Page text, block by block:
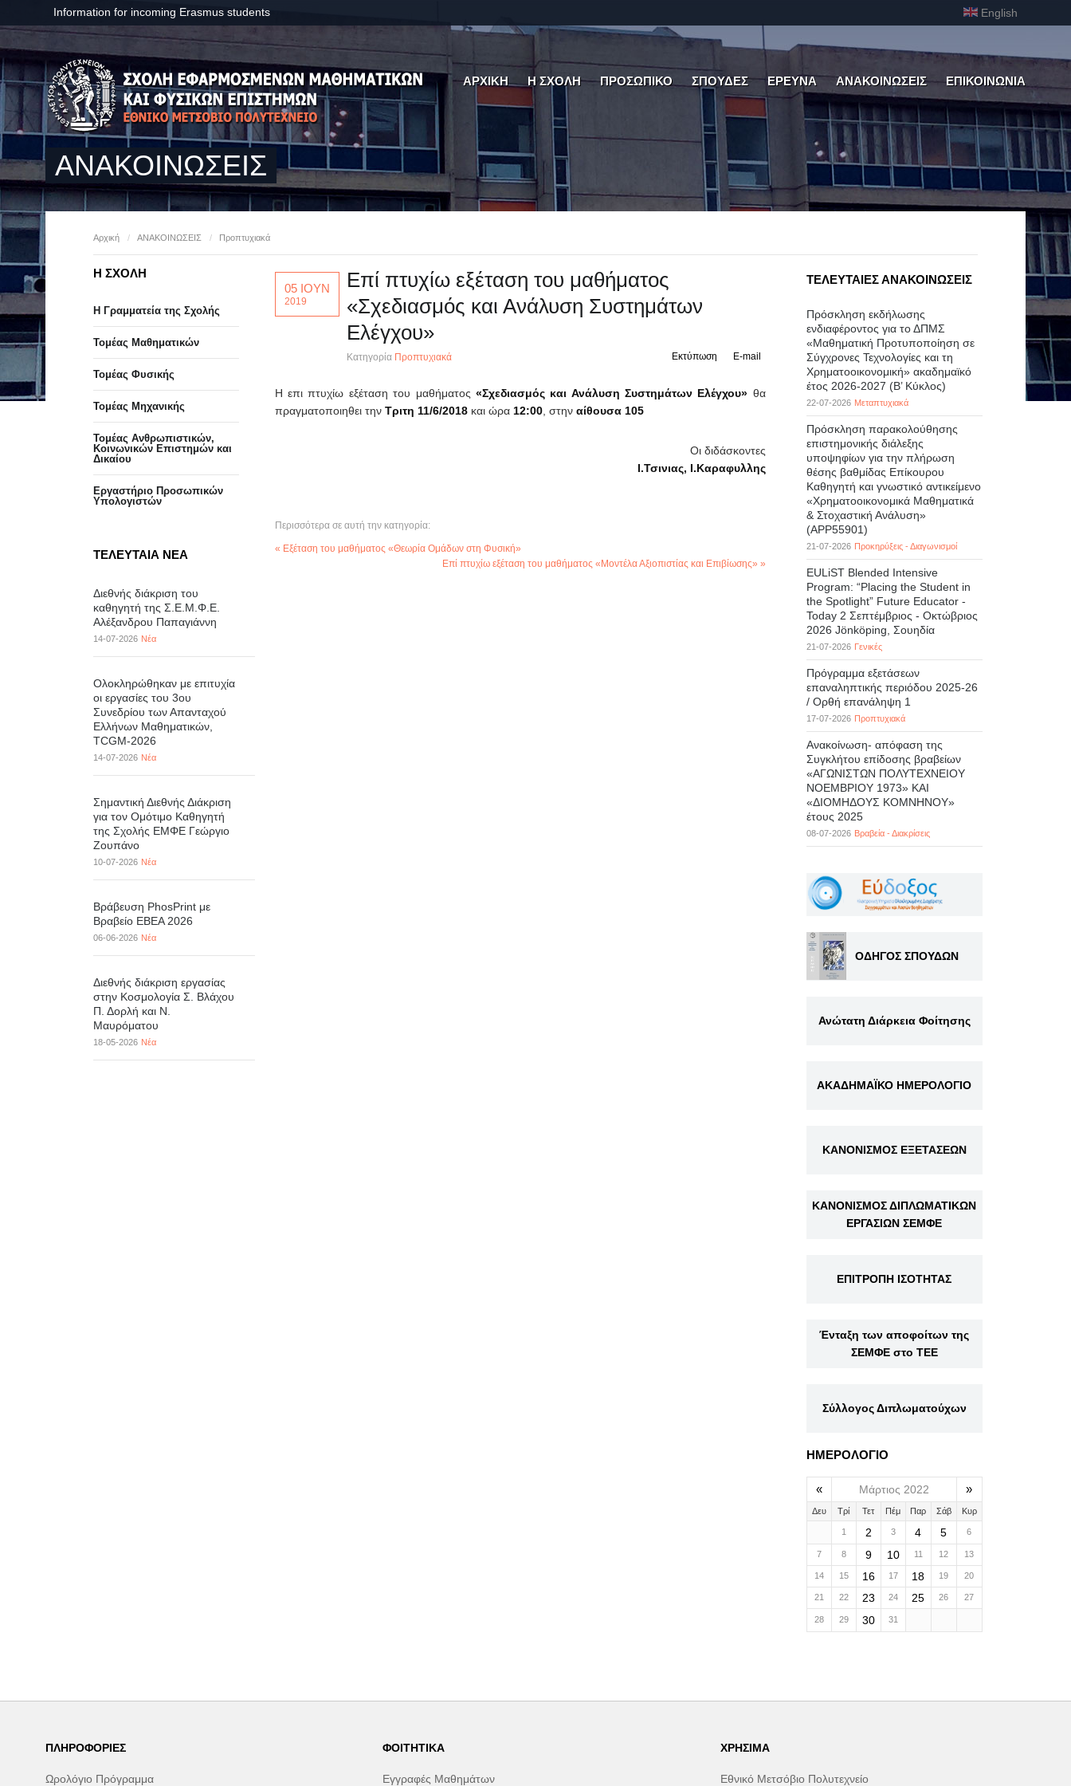
Information for incoming Erasmus students English
ΑΡΧΙΚΗ Η ΣΧΟΛΗ ΠΡΟΣΩΠΙΚΟ ΣΠΟΥΔΕΣ ΕΡΕΥΝΑ ΑΝΑΚΟΙΝΩΣΕΙΣ ΕΠΙΚΟΙΝΩΝΙΑ
ΑΝΑΚΟΙΝΩΣΕΙΣ
Αρχική / ΑΝΑΚΟΙΝΩΣΕΙΣ / Προπτυχιακά
05 ΙΟΥΝ
2019
Επί πτυχίω εξέταση του μαθήματος
«Σχεδιασμός και Ανάλυση Συστημάτων
Ελέγχου»
Κατηγορία Προπτυχιακά E-mail
Εκτύπωση
Η επι πτυχίω εξέταση του μαθήματος «Σχεδιασμός και Ανάλυση Συστημάτων Ελέγχου» θα
πραγματοποιηθει την Τριτη 11/6/2018και ώρα 12:00, στην αίθουσα 105
Οι διδάσκοντες
Ι.Τσινιας, Ι.Καραφυλλης
Περισσότερα σε αυτή την κατηγορία:
« Εξέταση του μαθήματος «Θεωρία Ομάδων στη Φυσική»
Επί πτυχίω εξέταση του μαθήματος «Μοντέλα Αξιοπιστίας και Επιβίωσης» »
Η ΣΧΟΛΗ
Η Γραμματεία της Σχολής
Τομέας Μαθηματικών
Τομέας Φυσικής
Τομέας Μηχανικής
Τομέας Ανθρωπιστικών,
Κοινωνικών Επιστημών και
Δικαίου
Eργαστήριo Προσωπικών
Υπολογιστών
ΤΕΛΕΥΤΑΙΑ ΝΕΑ
Διεθνής διάκριση του
καθηγητή της Σ.Ε.Μ.Φ.Ε.
Αλέξανδρου Παπαγιάννη
14-07-2026 Νέα
Ολοκληρώθηκαν με επιτυχία
οι εργασίες του 3ου
Συνεδρίου των Απανταχού
Ελλήνων Μαθηματικών,
TCGM-2026
14-07-2026 Νέα
Σημαντική Διεθνής Διάκριση
για τον Ομότιμο Καθηγητή
της Σχολής ΕΜΦΕ Γεώργιο
Ζουπάνο
10-07-2026 Νέα
Βράβευση PhosPrint με
Βραβείο ΕΒΕΑ 2026
06-06-2026 Νέα
Διεθνής διάκριση εργασίας
στην Κοσμολογία Σ. Βλάχου
Π. Δορλή και Ν.
Μαυρόματου
18-05-2026 Νέα
ΤΕΛΕΥΤΑΙΕΣ ΑΝΑΚΟΙΝΩΣΕΙΣ
Πρόσκληση εκδήλωσης
ενδιαφέροντος για το ΔΠΜΣ
«Μαθηματική Προτυποποίηση σε
Σύγχρονες Τεχνολογίες και τη
Χρηματοοικονομική» ακαδημαϊκό
έτος 2026-2027 (B’ Kύκλος)
22-07-2026 Μεταπτυχιακά
Πρόσκληση παρακολούθησης
επιστημονικής διάλεξης
υποψηφίων για την πλήρωση
θέσης βαθμίδας Επίκουρου
Καθηγητή και γνωστικό αντικείμενο
«Χρηματοοικονομικά Μαθηματικά
& Στοχαστική Ανάλυση»
(APP55901)
21-07-2026 Προκηρύξεις - Διαγωνισμοί
EULiST Blended Intensive
Program: “Placing the Student in
the Spotlight” Future Educator -
Today 2 Σεπτέμβριος - Οκτώβριος
2026 Jönköping, Σουηδία
21-07-2026 Γενικές
Πρόγραμμα εξετάσεων
επαναληπτικής περιόδου 2025-26
/ Ορθή επανάληψη 1
17-07-2026 Προπτυχιακά
Ανακοίνωση- απόφαση της
Συγκλήτου επίδοσης βραβείων
«ΑΓΩΝΙΣΤΩΝ ΠΟΛΥΤΕΧΝΕΙΟΥ
ΝΟΕΜΒΡΙΟΥ 1973» ΚΑΙ
«ΔΙΟΜΗΔΟΥΣ ΚΟΜΝΗΝΟΥ»
έτους 2025
08-07-2026 Βραβεία - Διακρίσεις
ΟΔΗΓΟΣ ΣΠΟΥΔΩΝ
Ανώτατη Διάρκεια Φοίτησης
ΑΚΑΔΗΜΑΪΚΟ ΗΜΕΡΟΛΟΓΙΟ
ΚΑΝΟΝΙΣΜΟΣ ΕΞΕΤΑΣΕΩΝ
ΚΑΝΟΝΙΣΜΟΣ ΔΙΠΛΩΜΑΤΙΚΩΝ
ΕΡΓΑΣΙΩΝ ΣΕΜΦΕ
ΕΠΙΤΡΟΠΗ ΙΣΟΤΗΤΑΣ
Ένταξη των αποφοίτων της
ΣΕΜΦΕ στο ΤΕΕ
Σύλλογος Διπλωματούχων
ΗΜΕΡΟΛΟΓΙΟ
« Μάρτιος 2022 »
Δευ Τρί Τετ Πέμ Παρ Σάβ Κυρ
1 2 3 4 5 6
7 8 9 10 11 12 13
14 15 16 17 18 19 20
21 22 23 24 25 26 27
28 29 30 31
ΠΛΗΡΟΦΟΡΊΕΣ
Ωρολόγιο Πρόγραμμα
ΦΟΙΤΗΤΙΚΆ
Εγγραφές Μαθημάτων
ΧΡΉΣΙΜΑ
Εθνικό Μετσόβιο Πολυτεχνείο